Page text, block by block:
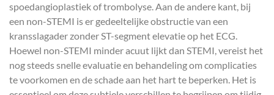
spoedangioplastiek of trombolyse. Aan de andere kant, bij
een non-STEMI is er gedeeltelijke obstructie van een
kransslagader zonder ST-segment elevatie op het ECG.
Hoewel non-STEMI minder acuut lijkt dan STEMI, vereist het
nog steeds snelle evaluatie en behandeling om complicaties
te voorkomen en de schade aan het hart te beperken. Het is